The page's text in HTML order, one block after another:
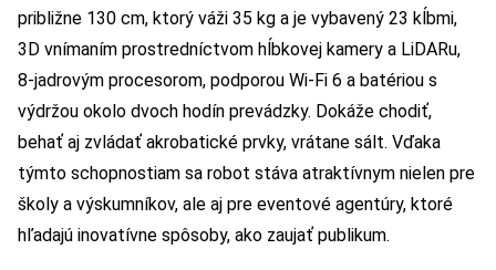
približne 130 cm, ktorý váži 35 kg a je vybavený 23 kĺbmi,
3D vnímaním prostredníctvom hĺbkovej kamery a LiDARu,
8-jadrovým procesorom, podporou Wi-Fi 6 a batériou s
výdržou okolo dvoch hodín prevádzky. Dokáže chodiť,
behať aj zvládať akrobatické prvky, vrátane sált. Vďaka
týmto schopnostiam sa robot stáva atraktívnym nielen pre
školy a výskumníkov, ale aj pre eventové agentúry, ktoré
hľadajú inovatívne spôsoby, ako zaujať publikum.